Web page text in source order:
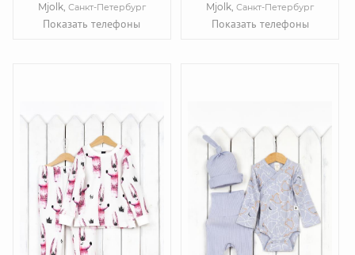
Mjolk, Санкт-Петербург
Показать телефоны
Mjolk,Санкт-Петербург
Показать телефоны